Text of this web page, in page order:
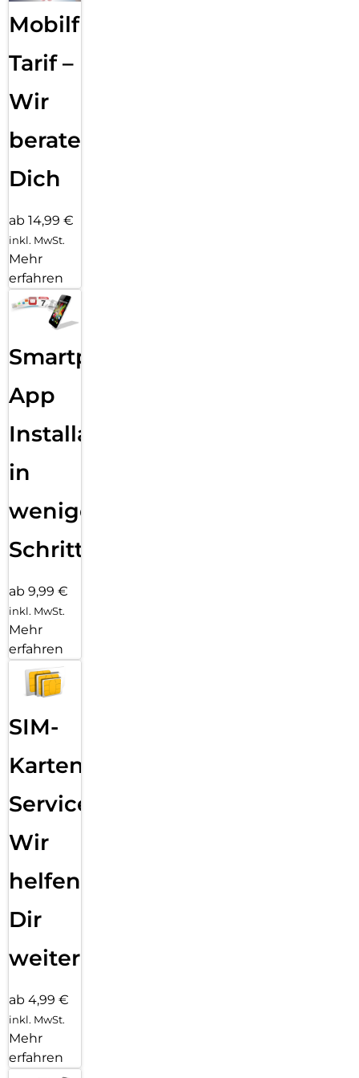
Mobilfunk
Tarif –
Wir
beraten
Dich
ab 14,99 €
inkl. MwSt.
Mehr
erfahren
Smartphone
App
Installation
in
wenigen
Schritten
ab 9,99 €
inkl. MwSt.
Mehr
erfahren
SIM-
Karten
Service:
Wir
helfen
Dir
weiter
ab 4,99 €
inkl. MwSt.
Mehr
erfahren